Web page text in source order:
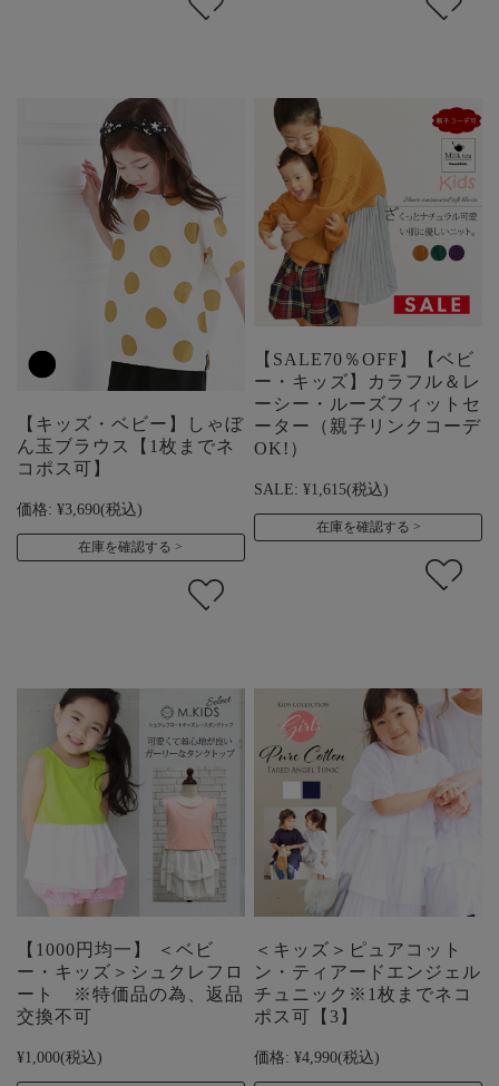
【キッズ・ベビー】しゃぼ
ん玉ブラウス【1枚までネ
コポス可】
価格: ¥3,690(税込)
在庫を確認する
【SALE70％OFF】【ベビ
ー・キッズ】カラフル＆レ
ーシー・ルーズフィットセ
ーター（親子リンクコーデ
OK!）
SALE: ¥1,615(税込)
在庫を確認する
【1000円均一】 ＜ベビ
ー・キッズ＞シュクレフロ
ート ※特価品の為、返品
交換不可
¥1,000(税込)
＜キッズ＞ピュアコット
ン・ティアードエンジェル
チュニック※1枚までネコ
ポス可【3】
価格: ¥4,990(税込)